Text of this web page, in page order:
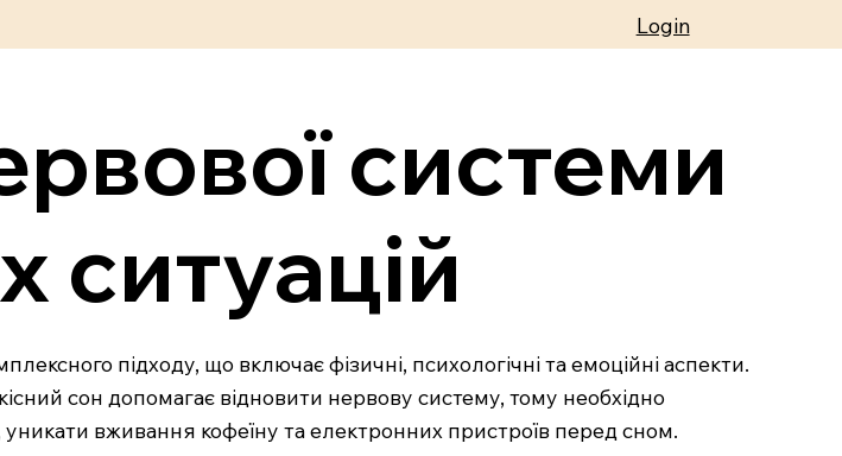
Login
системи
ситуацій
підходу, що включає фізичні, психологічні та емоційні аспекти.
сон допомагає відновити нервову систему, тому необхідно
вживання кофеїну та електронних пристроїв перед сном.